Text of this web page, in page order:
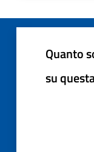
Quanto
su